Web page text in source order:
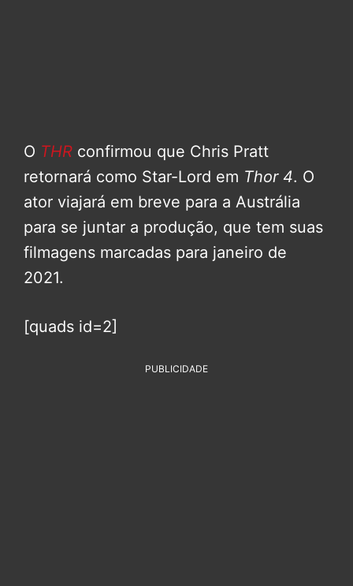
O THR confirmou que Chris Pratt
retornará como Star-Lord em Thor 4. O
ator viajará em breve para a Austrália
para se juntar a produção, que tem suas
filmagens marcadas para janeiro de
2021.
[quads id=2]
PUBLICIDADE